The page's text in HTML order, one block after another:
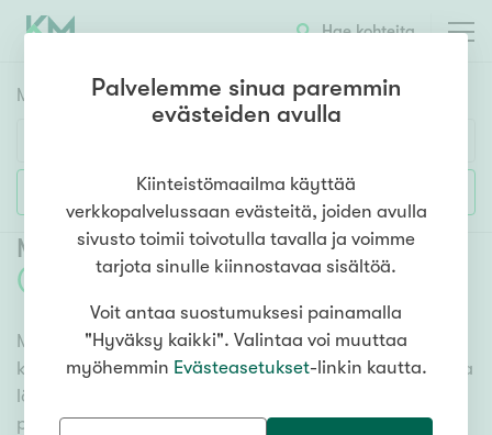
Hae kohteita
Myyntikohteet
Huoneluku
1h 2h 3h 4h 5h+
Asuntotyyppi
Kerros-/luhtitalo
Rivitalo/paritalo
Omakoti-/erillistalo
Lisää hakuehtoja
Myytävät kerrostaloasunnot Kuhmo
(
Meiltä löydät myytävät kerrostaloasunnot Kuhmo
kattavasti ja helposti. Kätevän hakutyökalumme avulla
löydät unelmiesi kodin, oli sitten tähtäimessä sauna,
parveke tai merinäköala. Katso alta kaikki myytävät
Palvelemme sinua paremmin
evästeiden avulla
Kiinteistömaailma käyttää
verkkopalvelussaan evästeitä, joiden avulla
sivusto toimii toivotulla tavalla ja voimme
tarjota sinulle kiinnostavaa sisältöä.
Voit antaa suostumuksesi painamalla
"Hyväksy kaikki". Valintaa voi muuttaa
myöhemmin Evästeasetukset-linkin kautta.